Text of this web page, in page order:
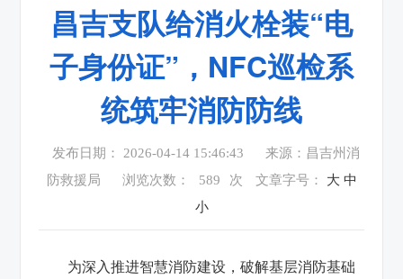
昌吉支队给消火栓装“电
子身份证”，NFC巡检系
统筑牢消防防线
发布日期： 2026-04-14 15:46:43
来源：昌吉州消
防救援局
浏览次数： 589 次 文章字号： 大 中
小
为深入推进智慧消防建设，破解基层消防基础